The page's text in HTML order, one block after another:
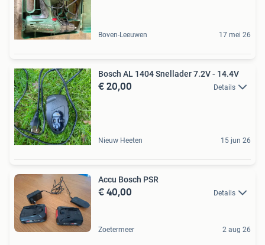
Boven-Leeuwen 17 mei 26
Bosch AL 1404 Snellader 7.2V - 14.4V
€ 20,00 Details
Nieuw Heeten 15 jun 26
Accu Bosch PSR
€ 40,00 Details
Zoetermeer 2 aug 26